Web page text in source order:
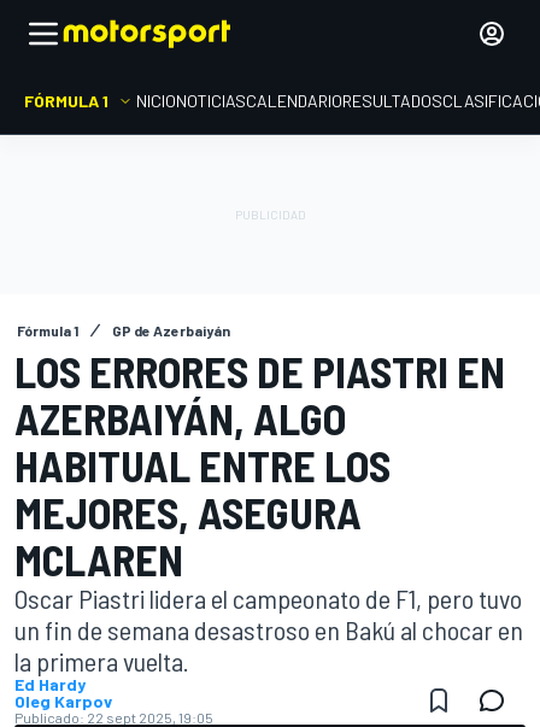
FÓRMULA 1 INICIONOTICIASCALENDARIORESULTADOS
Fórmula 1 GP de Azerbaiyán
LOS ERRORES DE PIASTRI EN
AZERBAIYÁN, ALGO
HABITUAL ENTRE LOS
MEJORES, ASEGURA
MCLAREN
Oscar Piastri lidera el campeonato de F1, pero tuvo
un fin de semana desastroso en Bakú al chocar en
la primera vuelta.
Ed Hardy
Oleg Karpov
Publicado: 22 sept 2025, 19:05